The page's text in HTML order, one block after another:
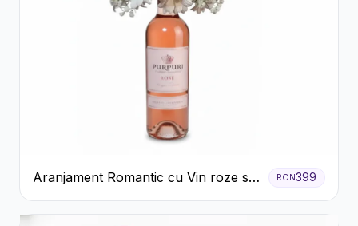
Aranjament Romantic cu Vin roze si
Flori pastel
RON399